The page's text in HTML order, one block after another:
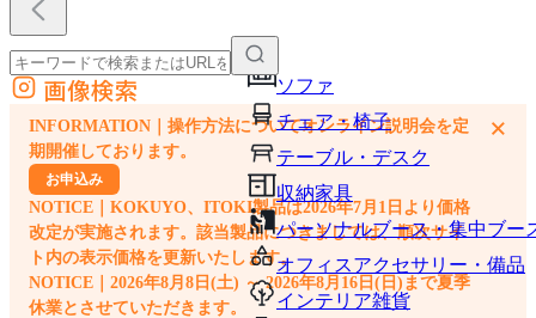
ソファ
チェア・椅子
テーブル・デスク
収納家具
パーソナルブース・集中ブー
オフィスアクセサリー・備品
インテリア雑貨
外部サイトの商品をカートに追加
他のサイトで見つけた商品ページのURLを貼り付けて、カートに追加できます
画像検索
INFORMATION｜操作方法についてオンライン説明会を定
期開催しております。
お申込み
NOTICE｜KOKUYO、ITOKI製品は2026年7月1日より価格
改定が実施されます。該当製品につきましては、順次サイ
ト内の表示価格を更新いたします。
NOTICE｜2026年8月8日(土) ～ 2026年8月16日(日)まで夏季
休業とさせていただきます。
×